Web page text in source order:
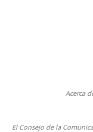
Acerca
El Consejo de la